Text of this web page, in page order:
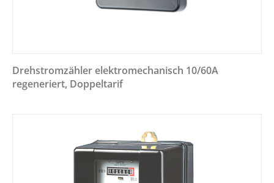
Drehstromzähler elektromechanisch 10/60A
regeneriert, Doppeltarif